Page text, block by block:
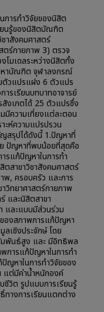
การทำวิจัยของนิสิต
นรู้ของนิสิตบัณฑิต
ชาสังคมศาสตร์
ตร์กายภาพ 3) ตรวจ
โมเดลระหว่างนิสิตทั้ง
หาบัณฑิต จุฬาลงกรณ์
ตัวแปรแฝง 6 ตัวแปร
รเรียนบทบาทอาจารย์
งเกตได้ 25 ตัวแปรซึ่ง
มีความเที่ยงแต่ละตอน
ะห์ความแปรปรวน
ญสรุปได้ดังนี้ 1.ปัญหาที่
ย ปัญหาที่พบน้อยที่สุดคือ
รแก้ปัญหาในการทำ
สาขาวิชาสังคมศาสตร์
พ, ครอบครัว และการ
วิทยาศาสตร์กายภาพ
และนิสิตสาขา
และแบบมีส่วนร่วม
องสภาพการแก้ปัญหา
เชิงประจักษ์ โดย
มพันธ์สูง และ มีอิทธิพล
การแก้ปัญหาในการทำ
ญหาในการทำวิจัยของ
แต่มีค่านํ้าหนักองค์
วิต รูปแบบการเรียนรู้
างการเรียนแตกต่าง